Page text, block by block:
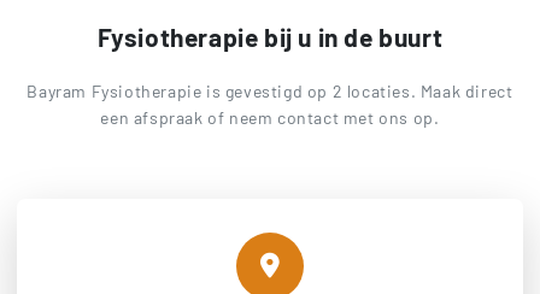
Fysiotherapie bij u in de buurt
Bayram Fysiotherapie is gevestigd op 2 locaties. Maak direct
een afspraak of neem contact met ons op.